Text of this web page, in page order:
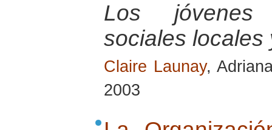
Los jóvenes
sociales locales
Claire Launay,
2003